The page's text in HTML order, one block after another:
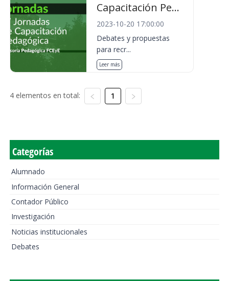
Capacitación Pe...
2023-10-20 17:00:00
Debates y propuestas
para recr...
Leer más
4 elementos en total: 1
Categorías
Alumnado
Información General
Contador Público
Investigación
Noticias institucionales
Debates